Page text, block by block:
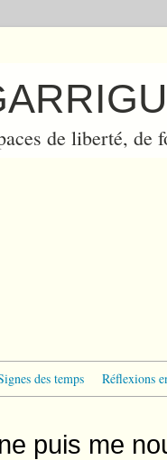
de liberté, de
des temps Réflexions
puis me